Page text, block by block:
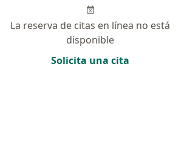
La reserva de citas en línea no está
disponible
Solicita una cita